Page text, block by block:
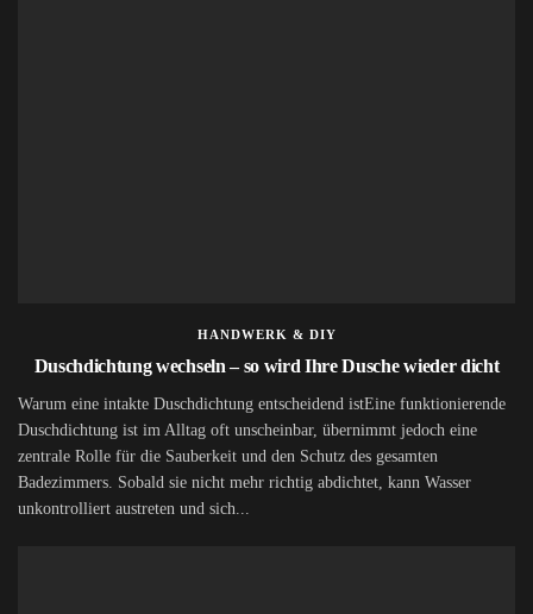
HANDWERK & DIY
Duschdichtung wechseln – so wird Ihre Dusche wieder dicht
Warum eine intakte Duschdichtung entscheidend istEine funktionierende
Duschdichtung ist im Alltag oft unscheinbar, übernimmt jedoch eine
zentrale Rolle für die Sauberkeit und den Schutz des gesamten
Badezimmers. Sobald sie nicht mehr richtig abdichtet, kann Wasser
unkontrolliert austreten und sich...